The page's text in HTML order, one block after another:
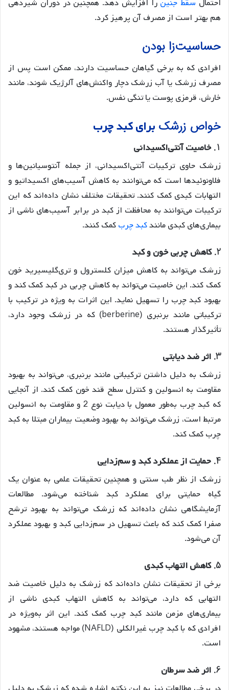
احتمال سقط جنین را افزایش دهد. همچنین در دوران شیردهی
هم بهتر است از مصرف آن پرهیز کرد.
حساسیت‌زا بودن
افرادی که به برخی گیاهان حساسیت دارند، ممکن است پس از
مصرف زرشک یا آب زرشک دچار واکنش‌های آلرژیک شوند، مانند
خارش، قرمزی پوست یا تنگی نفس.
خواص زرشک برای کبد چرب
1. خاصیت آنتی‌اکسیدانی
زرشک حاوی ترکیبات آنتی‌اکسیدانی، از جمله آنتوسیانین‌ها و
فلاونوئیدها است که می‌توانند به کاهش آسیب‌های اکسیداتیو و
التهابات کبدی کمک کنند. تحقیقات مختلف نشان داده‌اند که این
ترکیبات می‌توانند به محافظت از کبد در برابر آسیب‌های ناشی از
بیماری‌های کبدی مانندکبد چربکمک کنند.
2. کاهش چربی خون و کبد
زرشک می‌تواند به کاهش میزان کلسترول و تری‌گلیسیرید خون
کمک کند. این خاصیت می‌تواند به کاهش چربی در کبد کمک کند و
بهبود کبد چرب را تسهیل نماید. این اثرات به ویژه در ترکیب با
ترکیباتی مانند برنبری (berberine) که در زرشک وجود دارد،
تأثیرگذار هستند.
3. اثر ضد دیابتی
زرشک به دلیل داشتن ترکیباتی مانند برنبری، می‌تواند به بهبود
مقاومت به انسولین و کنترل سطح قند خون کمک کند. از آنجایی
که کبد چرب به‌طور معمول با دیابت نوع 2 و مقاومت به انسولین
مرتبط است، زرشک می‌تواند به بهبود وضعیت بیماران مبتلا به کبد
چرب کمک کند.
4. حمایت از عملکرد کبد و سم‌زدایی
زرشک از نظر طب سنتی و همچنین تحقیقات علمی به عنوان یک
گیاه حمایتی برای عملکرد کبد شناخته می‌شود. مطالعات
آزمایشگاهی نشان داده‌اند که زرشک می‌تواند به بهبود ترشح
صفرا کمک کند که باعث تسهیل در سم‌زدایی کبد و بهبود عملکرد
آن می‌شود.
5. کاهش التهاب کبدی
برخی از تحقیقات نشان داده‌اند که زرشک به دلیل خاصیت ضد
التهابی که دارد، می‌تواند به کاهش التهاب کبدی ناشی از
بیماری‌های مزمن مانند کبد چرب کمک کند. این اثر به‌ویژه در
افرادی که با کبد چرب غیرالکلی (NAFLD) مواجه هستند، مشهود
است.
6. اثر ضد سرطان